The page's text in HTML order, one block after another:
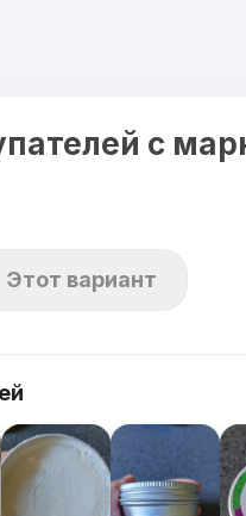
с
Этот вариант